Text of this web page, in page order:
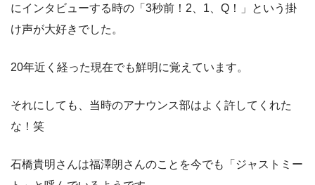
にインタビューする時の「3秒前！2、1、Q！」という掛
け声が大好きでした。
20年近く経った現在でも鮮明に覚えています。
それにしても、当時のアナウンス部はよく許してくれた
な！笑
石橋貴明さんは福澤朗さんのことを今でも「ジャストミー